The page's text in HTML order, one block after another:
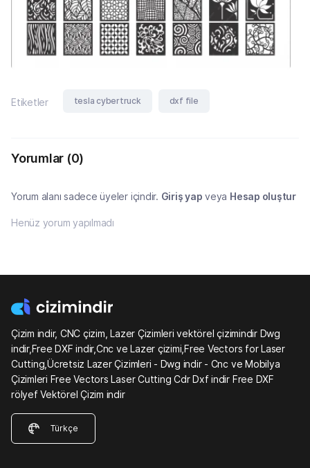
Etiketler tesla cybertruck dxf file
Yorumlar (0)
Yorum alanı sadece üyeler içindir. Giriş yap veya Hesap oluştur
Henüz yorum yapılmadı
Çizim indir, CNC çizim, Lazer Çizimleri vektörel çizimindir Dwg
indir,Free DXF indir,Cnc ve Lazer çizimi,Free Vectors for Laser
Cutting,Ücretsiz Lazer Çizimleri - Dwg indir - Cnc ve Mobilya
Çizimleri Free Vectors Laser Cutting Cdr Dxf indir Free DXF
rölyef Vektörel Çizim indir
Türkçe